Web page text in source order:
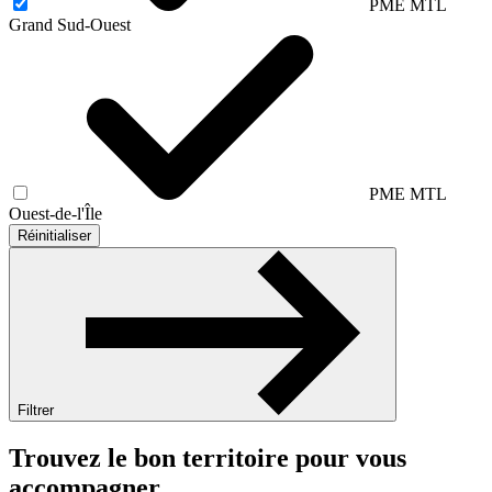
PME MTL
Grand Sud-Ouest
PME MTL
Ouest-de-l'Île
Réinitialiser
Filtrer
Trouvez le bon territoire pour vous